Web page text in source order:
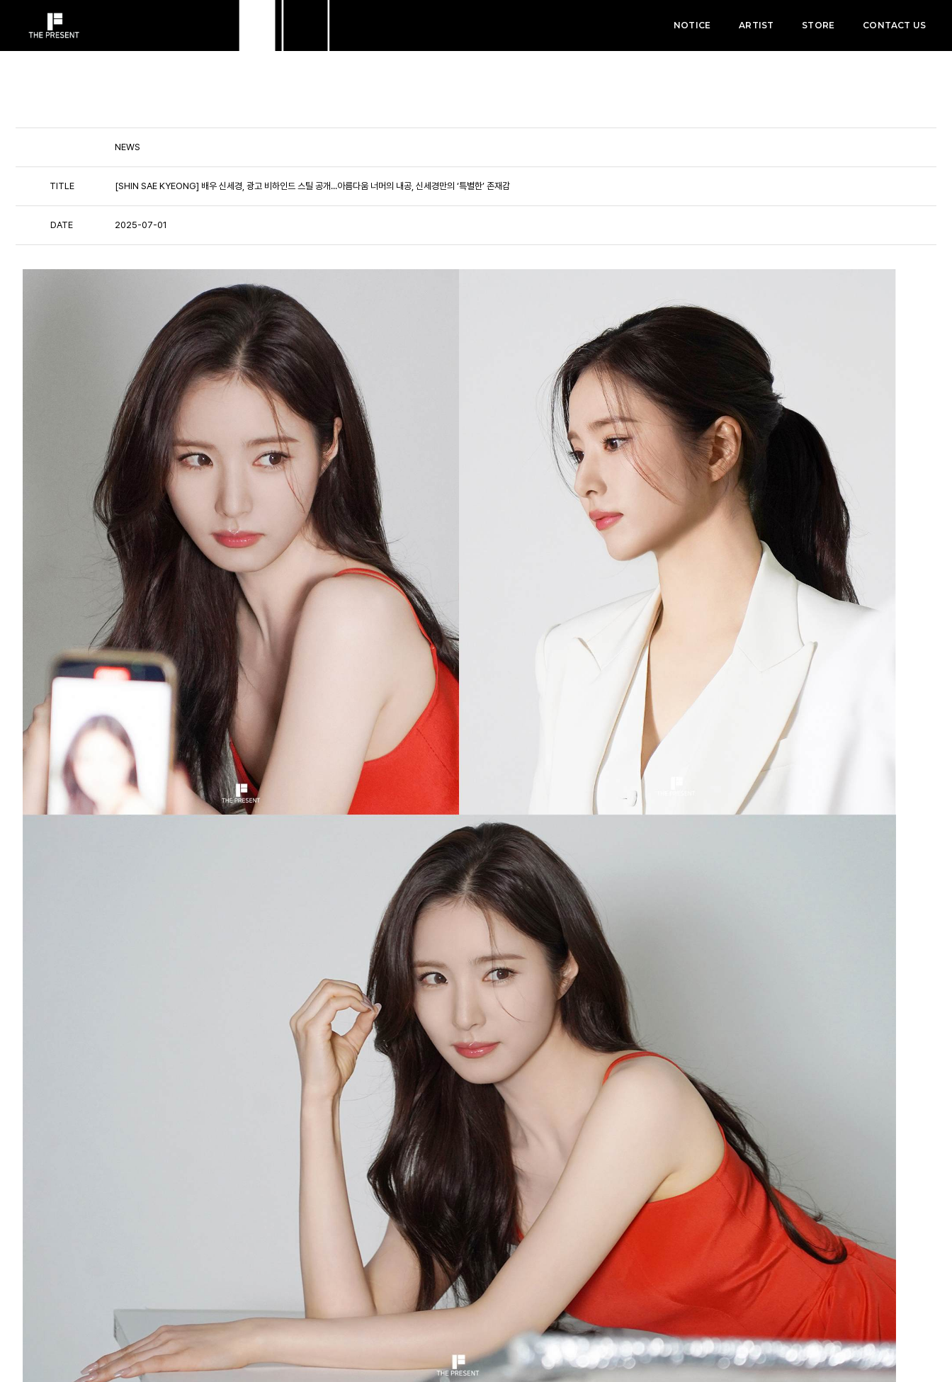
NOTICE ARTIST STORE CONTACT US
NEWS
TITLE [SHIN SAE KYEONG] 배우 신세경, 광고 비하인드 스틸 공개...아름다움 너머의 내공, 신세경만의 ‘특별한’ 존재감
DATE 2025-07-01